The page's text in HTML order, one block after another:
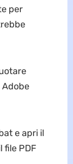
per
e apri il
file PDF